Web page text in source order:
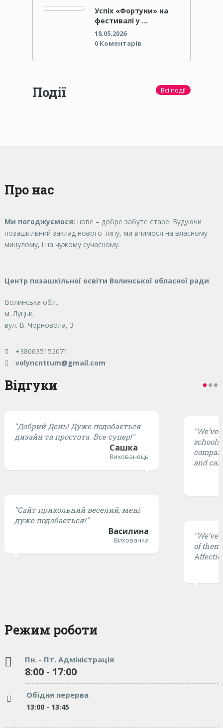
Успіх «Фортуни» на
фестивалі у …
18.05.2026
0 Коментарів
Події Всі події
Про нас
Ми погоджуємося: нове – добре забуте старе. Будуючи
позашкільний заклад нового типу, ми вчимося на власному
минулому, і на чужому сучасному.
Центр позашкільної освіти Волинської обласної ради
Волинська обл.,
м. Луцьк,
вул. В. Чорновола, 3
+380635152071
volyncnttum@gmail.com
Відгуки
"Добрий День! Дуже подобається
дизайн та простота. Все супер!"
Сашка
Вихованець
"Сайт прикольний веселий, мені
дуже подобається!"
Василина
Вихованка
and
of them
Режим роботи
Пн. - Пт. Адміністрація
8:00 - 17:00
Обідня перерва
13:00 - 13:45